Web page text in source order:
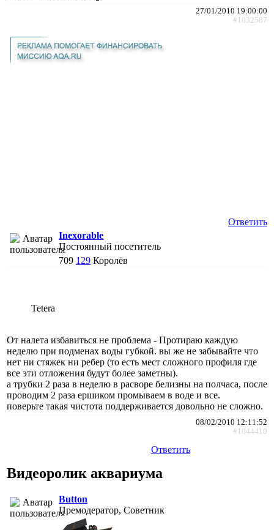
27/01/2010 19:00:00
#1032587
Ответить
Inexorable
Постоянный посетитель
709 129 Королёв
Tetera
От налета избавиться не проблема - Протираю каждую
неделю при подменах воды губкой. вы же не забывайте что
нет ни стяжек ни ребер (то есть мест сложного профиля где
все эти отложения будут более заметны).
а трубки 2 раза в неделю в расворе белизны на полчаса, после
проводим 2 раза ершиком промываем в воде и все.
поверьте такая чистота поддерживается довольно не сложно.
08/02/2010 12:11:52
#1044410
Ответить
Видеоролик аквариума
Button
Премодератор, Советник